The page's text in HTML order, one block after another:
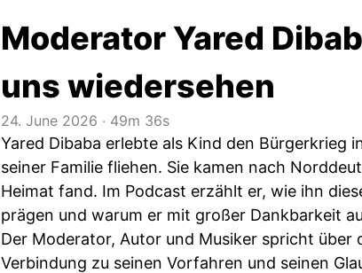
Moderator Yared
uns wiedersehen
24. June 2026 ‧ 49m 36s
Yared Dibaba erlebte als Kind den Bürgerkrieg
seiner Familie fliehen. Sie kamen nach
Heimat fand. Im Podcast erzählt er, wie ihn
prägen und warum er mit großer Dankbarkeit
Der Moderator, Autor und Musiker spricht über
Verbindung zu seinen Vorfahren und seinen